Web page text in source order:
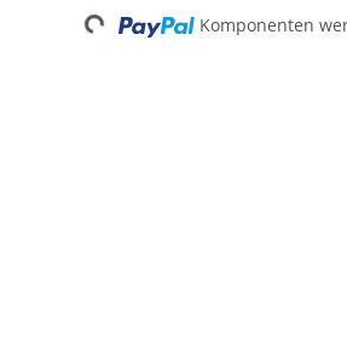
Loading... Komponenten